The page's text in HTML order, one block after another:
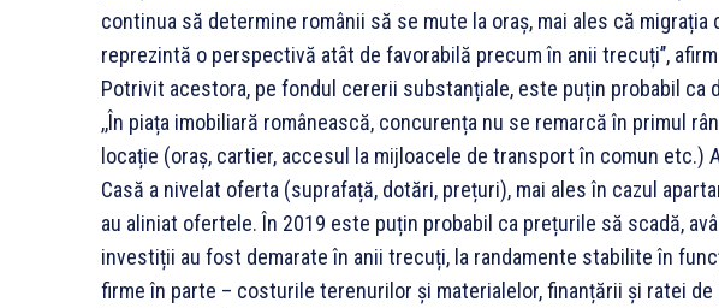
continua să determine românii să se mute la oraș, mai ales că
reprezintă o perspectivă atât de favorabilă precum în anii trecuți’’,
Potrivit acestora, pe fondul cererii substanțiale, este puțin probabil ca
,,În piața imobiliară românească, concurența nu se remarcă în primul
locație (oraș, cartier, accesul la mijloacele de transport în comun etc.)
Casă a nivelat oferta (suprafață, dotări, prețuri), mai ales în cazul
au aliniat ofertele. În 2019 este puțin probabil ca prețurile să scadă,
investiții au fost demarate în anii trecuți, la randamente stabilite în
firme în parte – costurile terenurilor și materialelor, finanțării și ratei